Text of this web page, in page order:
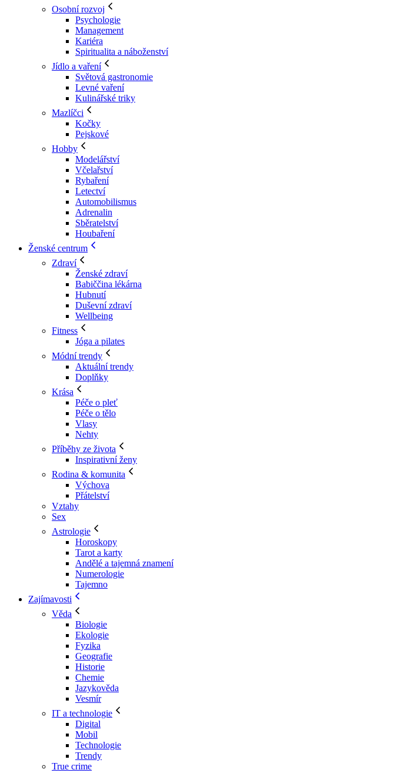
Osobní rozvoj
Psychologie
Management
Kariéra
Spiritualita a náboženství
Jídlo a vaření
Světová gastronomie
Levné vaření
Kulinářské triky
Mazlíčci
Kočky
Pejskové
Hobby
Modelářství
Včelařství
Rybaření
Letectví
Automobilismus
Adrenalin
Sběratelství
Houbaření
Ženské centrum
Zdraví
Ženské zdraví
Babiččina lékárna
Hubnutí
Duševní zdraví
Wellbeing
Fitness
Jóga a pilates
Módní trendy
Aktuální trendy
Doplňky
Krása
Péče o pleť
Péče o tělo
Vlasy
Nehty
Příběhy ze života
Inspirativní ženy
Rodina & komunita
Výchova
Přátelství
Vztahy
Sex
Astrologie
Horoskopy
Tarot a karty
Andělé a tajemná znamení
Numerologie
Tajemno
Zajímavosti
Věda
Biologie
Ekologie
Fyzika
Geografie
Historie
Chemie
Jazykověda
Vesmír
IT a technologie
Digital
Mobil
Technologie
Trendy
True crime